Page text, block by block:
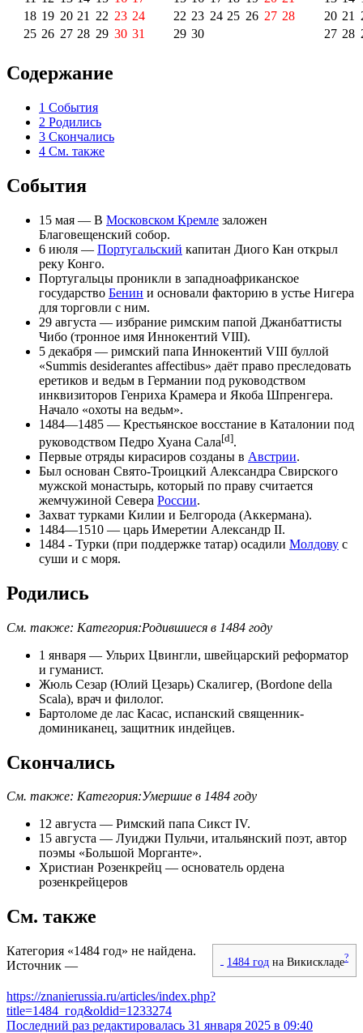
18 19 20 21 22 23 24
25 26 27 28 29 30 31
22 23 24 25 26 27 28
29 30
20 21
27 28
Содержание
1 События
2 Родились
3 Скончались
4 См. также
События
15 мая — В Московском Кремле заложен
Благовещенский собор.
6 июля — Португальский капитан Диого Кан открыл
реку Конго.
Португальцы проникли в западноафриканское
государство Бенин и основали факторию в устье Нигера
для торговли с ним.
29 августа — избрание римским папой Джанбаттисты
Чибо (тронное имя Иннокентий VIII).
5 декабря — римский папа Иннокентий VIII буллой
«Summis desiderantes affectibus» даёт право преследовать
еретиков и ведьм в Германии под руководством
инквизиторов Генриха Крамера и Якоба Шпренгера.
Начало «охоты на ведьм».
1484—1485 — Крестьянское восстание в Каталонии под
руководством Педро Хуана Сала[d].
Первые отряды кирасиров созданы в Австрии.
Был основан Свято-Троицкий Александра Свирского
мужской монастырь, который по праву считается
жемчужиной Севера России.
Захват турками Килии и Белгорода (Аккермана).
1484—1510 — царь Имеретии Александр II.
1484 - Турки (при поддержке татар) осадили Молдову с
суши и с моря.
Родились
См. также: Категория:Родившиеся в 1484 году
1 января — Ульрих Цвингли, швейцарский реформатор
и гуманист.
Жюль Сезар (Юлий Цезарь) Скалигеp, (Bordone della
Scala), врач и филолог.
Бартоломе де лас Касас, испанский священник-
доминиканец, защитник индейцев.
Скончались
См. также: Категория:Умершие в 1484 году
12 августа — Римский папа Сикст IV.
15 августа — Луиджи Пульчи, итальянский поэт, автор
поэмы «Большой Морганте».
Христиан Розенкрейц — основатель ордена
розенкрейцеров
См. также
1484 год на Викискладе?
Категория «1484 год» не найдена.
Источник —
https://znanierussia.ru/articles/index.php?
title=1484_год&oldid=1233274
Последний раз редактировалась 31 января 2025 в 09:40